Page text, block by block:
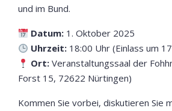
und im Bund.
Datum: 1. Oktober 2025
Uhrzeit: 18:00 Uhr (Einlass um
Ort: Veranstaltungssaal der
Forst 15, 72622 Nürtingen)
Kommen Sie vorbei, diskutieren Sie